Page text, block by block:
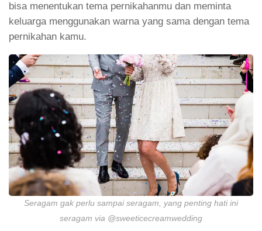
bisa menentukan tema pernikahanmu dan meminta
keluarga menggunakan warna yang sama dengan tema
pernikahan kamu.
Seragam gak perlu sampai seragam, yang penting hati ini
seragam via @sweeticecreamwedding